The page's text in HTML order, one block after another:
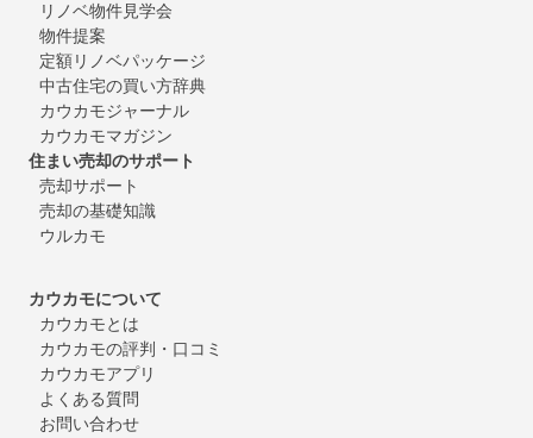
リノベ物件見学会
物件提案
定額リノベパッケージ
中古住宅の買い方辞典
カウカモジャーナル
カウカモマガジン
住まい売却のサポート
売却サポート
売却の基礎知識
ウルカモ
カウカモについて
カウカモとは
カウカモの評判・口コミ
カウカモアプリ
よくある質問
お問い合わせ